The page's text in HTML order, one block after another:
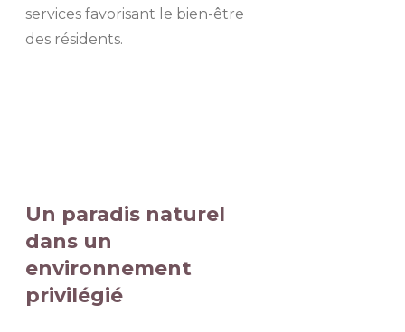
services favorisant le bien-être
des résidents.
Un paradis naturel
dans un
environnement
privilégié